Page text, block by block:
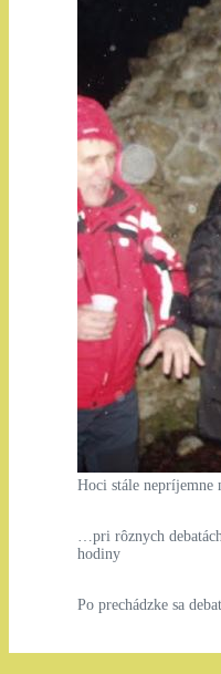
Hoci stále nepríjemne
…pri rôznych
hodiny
Po prechádzke sa